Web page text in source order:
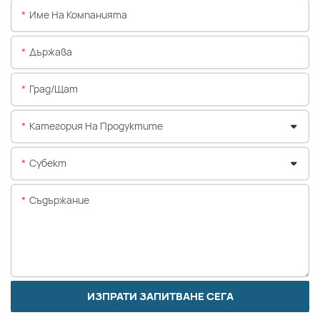
Име На Компанията
Държава
Град/щат
Категория На Продуктите
Субект
Съдържание
ИЗПРАТИ ЗАПИТВАНЕ СЕГА